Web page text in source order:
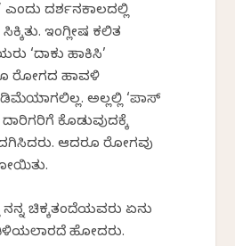
ದರ್ಶನಕಾಲದಲ್ಲಿ
ಇಂಗ್ಲೀಷ ಕಲಿತ
‘ದಾಕು ಹಾಕಿಸಿ’
ರೋಗದ ಹಾವಳಿ
ಅಲ್ಲಲ್ಲಿ ‘ಪಾಸ್
ಕೊಡುವುದಕ್ಕೆ
ಆದರೂ ರೋಗವು
ಚಿಕ್ಕತಂದೆಯವರು ಏನು
ಹೋದರು.